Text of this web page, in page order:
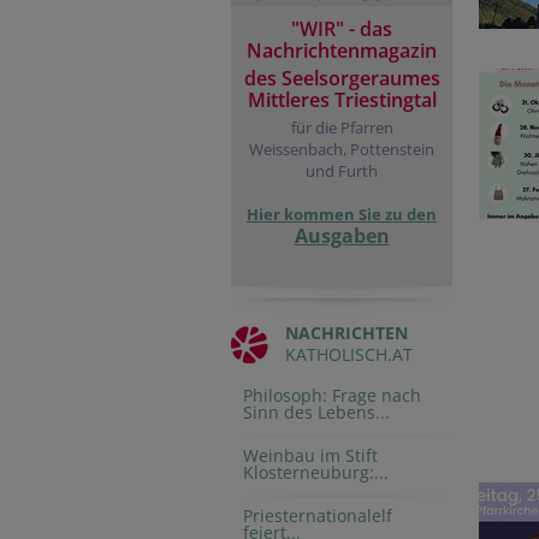
"WIR" - das
Nachrichtenmagazin
des Seelsorgeraumes
Mittleres Triestingtal
für die Pfarren
Weissenbach, Pottenstein
und Furth
Hier kommen Sie zu den
Ausgaben
NACHRICHTEN
KATHOLISCH.AT
Philosoph: Frage nach
Sinn des Lebens...
Weinbau im Stift
Klosterneuburg:...
Priesternationalelf
feiert...